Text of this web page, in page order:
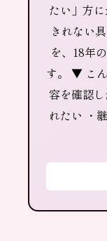
たい」方
きれない
を、18年
す。 ▼ こ
容を確認
れたい ・